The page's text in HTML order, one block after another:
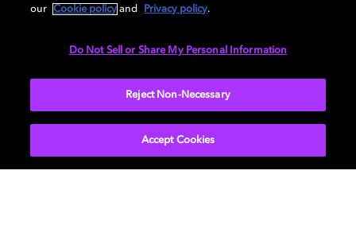
数百人聚集在 Raleigh 观看未来的电视赛事
进一步了解
our
Cookie policy and Privacy policy.
Do Not Sell or Share My Personal Information
Reject Non-Necessary
Accept Cookies